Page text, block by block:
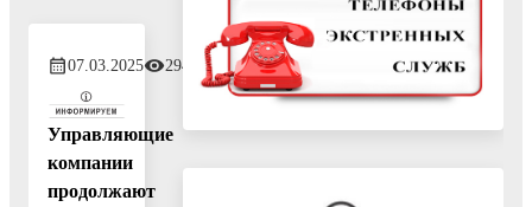
07.03.2025 294
Управляющие
компании
продолжают